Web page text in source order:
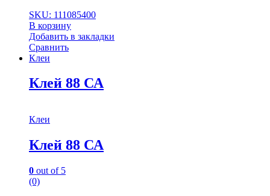
SKU: 111085400
В корзину
Добавить в закладки
Сравнить
Клеи
Клей 88 СА
Клеи
Клей 88 СА
0 out of 5
(0)